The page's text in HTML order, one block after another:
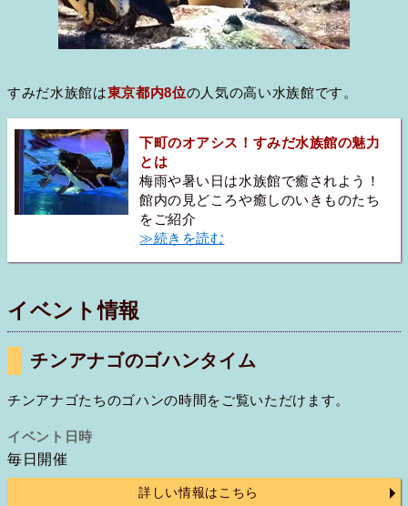
すみだ水族館は東京都内8位の人気の高い水族館です。
下町のオアシス！すみだ水族館の魅力
とは
梅雨や暑い日は水族館で癒されよう！
館内の見どころや癒しのいきものたち
をご紹介
≫続きを読む
イベント情報
チンアナゴのゴハンタイム
チンアナゴたちのゴハンの時間をご覧いただけます。‌
イベント日時
毎日開催
詳しい情報はこちら